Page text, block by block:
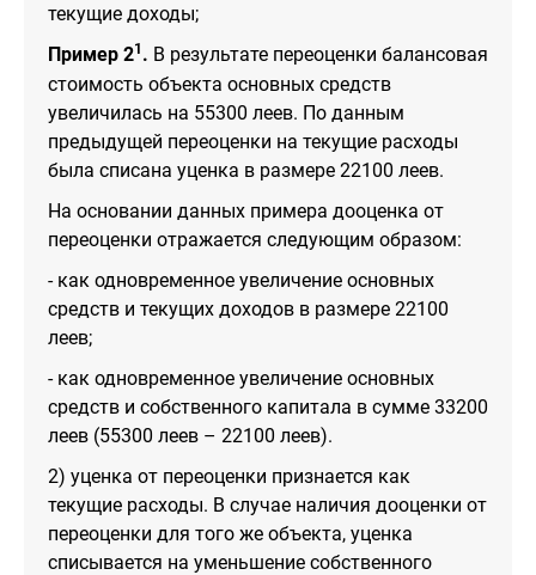
текущие доходы;
Пример 21 . В результате переоценки балансовая
стоимость объекта основных средств
увеличилась на 55300 леев. По данным
предыдущей переоценки на текущие расходы
была списана уценка в размере 22100 леев.
На основании данных примера дооценка от
переоценки отражается следующим образом:
- как одновременное увеличение основных
средств и текущих доходов в размере 22100
леев;
- как одновременное увеличение основных
средств и собственного капитала в сумме 33200
леев (55300 леев – 22100 леев).
2) уценка от переоценки признается как
текущие расходы. В случае наличия дооценки от
переоценки для того же объекта, уценка
списывается на уменьшение собственного